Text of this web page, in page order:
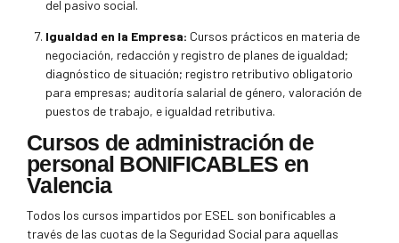
del pasivo social.
Igualdad en la Empresa: Cursos prácticos en materia de
negociación, redacción y registro de planes de igualdad;
diagnóstico de situación; registro retributivo obligatorio
para empresas; auditoría salarial de género, valoración de
puestos de trabajo, e igualdad retributiva.
Cursos de administración de
personal BONIFICABLES en
Valencia
Todos los cursos impartidos por ESEL son bonificables a
través de las cuotas de la Seguridad Social para aquellas